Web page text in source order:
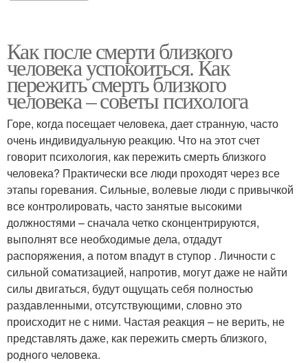
Как после смерти близкого
человека успокоиться. Как
пережить смерть близкого
человека – советы психолога
Горе, когда посещает человека, дает странную, часто
очень индивидуальную реакцию. Что на этот счет
говорит психология, как пережить смерть близкого
человека? Практически все люди проходят через все
этапы горевания. Сильные, волевые люди с привычкой
все контролировать, часто занятые высокими
должностями – сначала четко сконцентрируются,
выполнят все необходимые дела, отдадут
распоряжения, а потом впадут в ступор . Личности с
сильной соматизацией, напротив, могут даже не найти
силы двигаться, будут ощущать себя полностью
раздавленными, отсутствующими, словно это
происходит не с ними. Частая реакция – не верить, не
представлять даже, как пережить смерть близкого,
родного человека.